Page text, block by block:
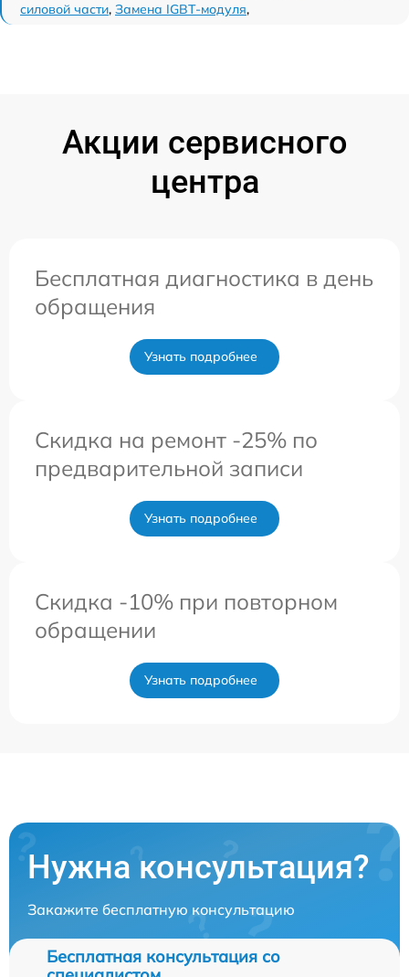
силовой части, Замена IGBT-модуля,
Акции сервисного
центра
Бесплатная диагностика в день
обращения
Узнать подробнее
Скидка на ремонт -25% по
предварительной записи
Узнать подробнее
Скидка -10% при повторном
обращении
Узнать подробнее
Нужна консультация?
Закажите бесплатную консультацию
Бесплатная консультация со